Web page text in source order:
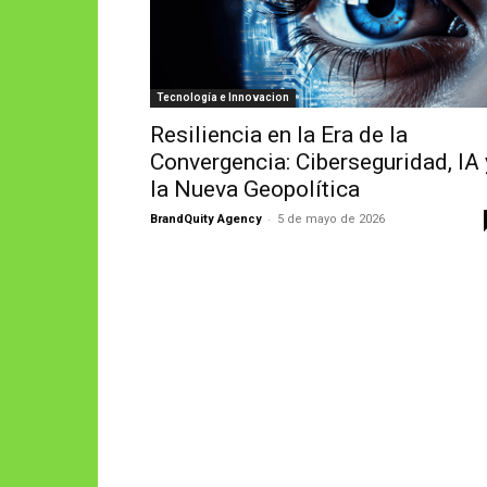
Tecnología e Innovacion
Resiliencia en la Era de la
Convergencia: Ciberseguridad, IA
la Nueva Geopolítica
BrandQuity Agency - 5 de mayo de 2026